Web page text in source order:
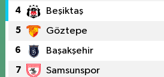
4 Beşiktaş
5 Göztepe
6 Başakşehir
7 Samsunspor